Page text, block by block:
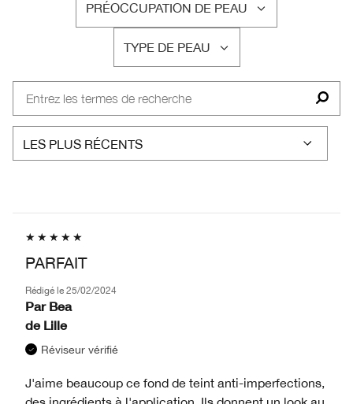
PRÉOCCUPATION DE PEAU
FRANÇAIS
TYPE DE PEAU
FRANÇAIS
PARFAIT
Rédigé le 25/02/2024
Par Bea
de Lille
Réviseur vérifié
J'aime beaucoup ce fond de teint anti-imperfections,